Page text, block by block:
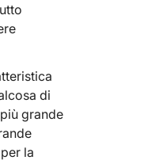
di
grande
per la